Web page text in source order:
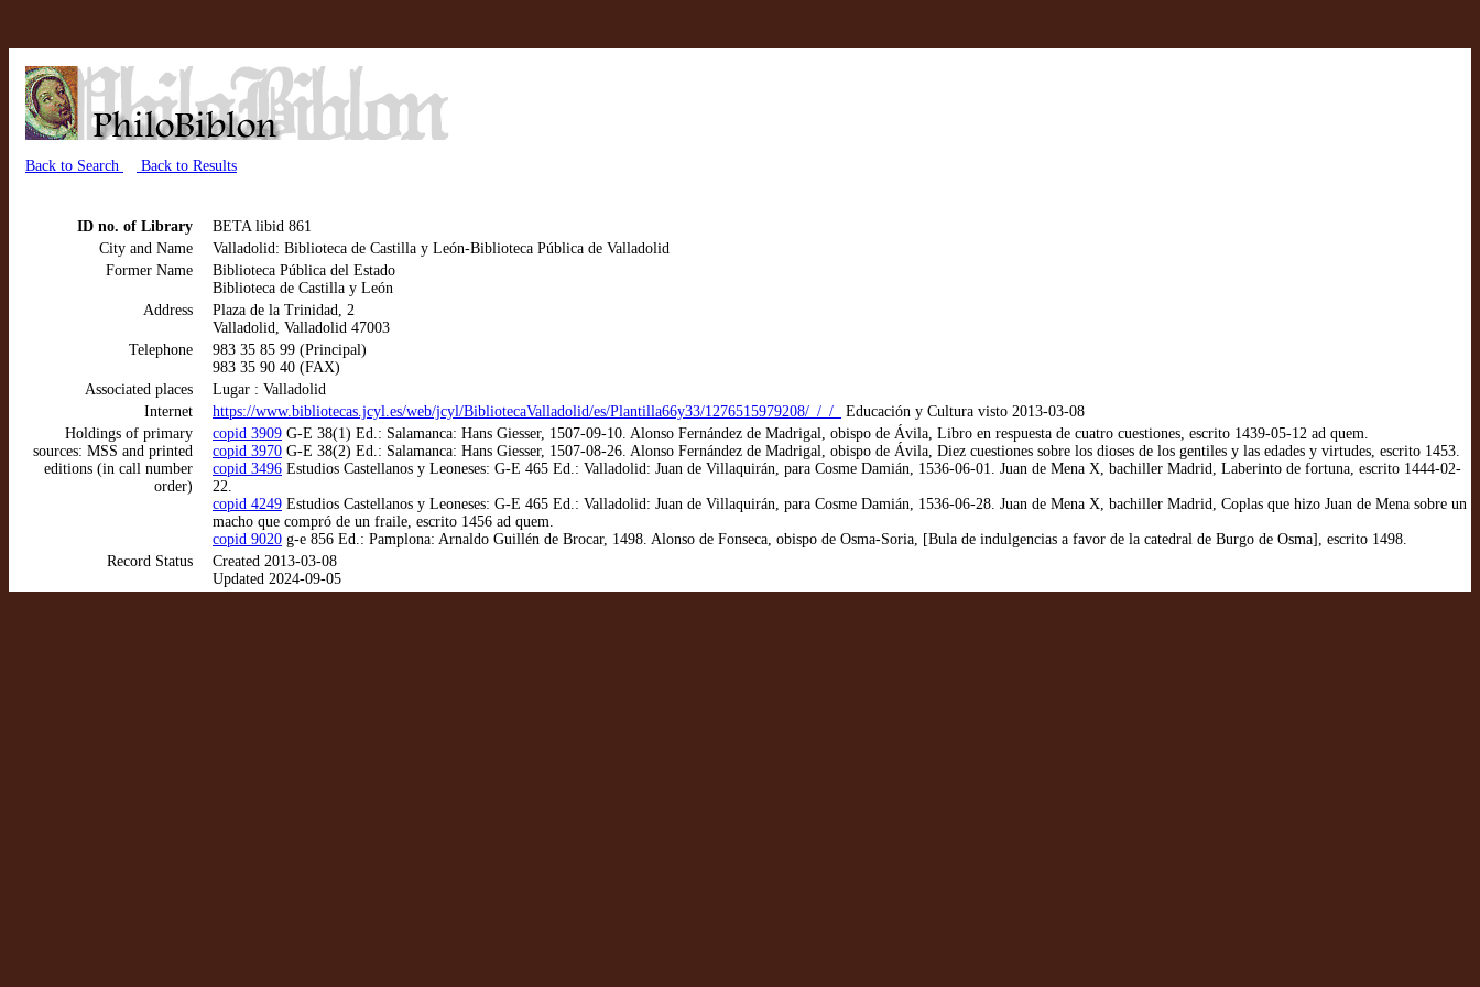
Back to Search Back to Results
ID no. of Library
BETA libid 861
City and Name
Valladolid: Biblioteca de Castilla y León-Biblioteca Pública de Valladolid
Former Name
Biblioteca Pública del Estado
Biblioteca de Castilla y León
Address
Plaza de la Trinidad, 2
Valladolid, Valladolid 47003
Telephone
983 35 85 99 (Principal)
983 35 90 40 (FAX)
Associated places
Lugar : Valladolid
Internet
https://www.bibliotecas.jcyl.es/web/jcyl/BibliotecaValladolid/es/Plantilla66y33/1276515979208/_/_/_
Educación y Cultura visto 2013-03-08
Holdings of primary
sources: MSS and printed
editions (in call number
order)
copid 3909 G-E 38(1) Ed.: Salamanca: Hans Giesser, 1507-09-10. Alonso Fernández de Madrigal, obispo de Ávila, Libro en respuesta de cuatro cuestiones, escrito 1439-05-12 ad quem.
copid 3970 G-E 38(2) Ed.: Salamanca: Hans Giesser, 1507-08-26. Alonso Fernández de Madrigal, obispo de Ávila, Diez cuestiones sobre los dioses de los gentiles y las edades y virtudes, escrito 1453.
copid 3496 Estudios Castellanos y Leoneses: G-E 465 Ed.: Valladolid: Juan de Villaquirán, para Cosme Damián, 1536-06-01. Juan de Mena X, bachiller Madrid, Laberinto de fortuna, escrito 1444-02-
22.
copid 4249 Estudios Castellanos y Leoneses: G-E 465 Ed.: Valladolid: Juan de Villaquirán, para Cosme Damián, 1536-06-28. Juan de Mena X, bachiller Madrid, Coplas que hizo Juan de Mena sobre un
macho que compró de un fraile, escrito 1456 ad quem.
copid 9020 g-e 856 Ed.: Pamplona: Arnaldo Guillén de Brocar, 1498. Alonso de Fonseca, obispo de Osma-Soria, [Bula de indulgencias a favor de la catedral de Burgo de Osma], escrito 1498.
Record Status
Created 2013-03-08
Updated 2024-09-05